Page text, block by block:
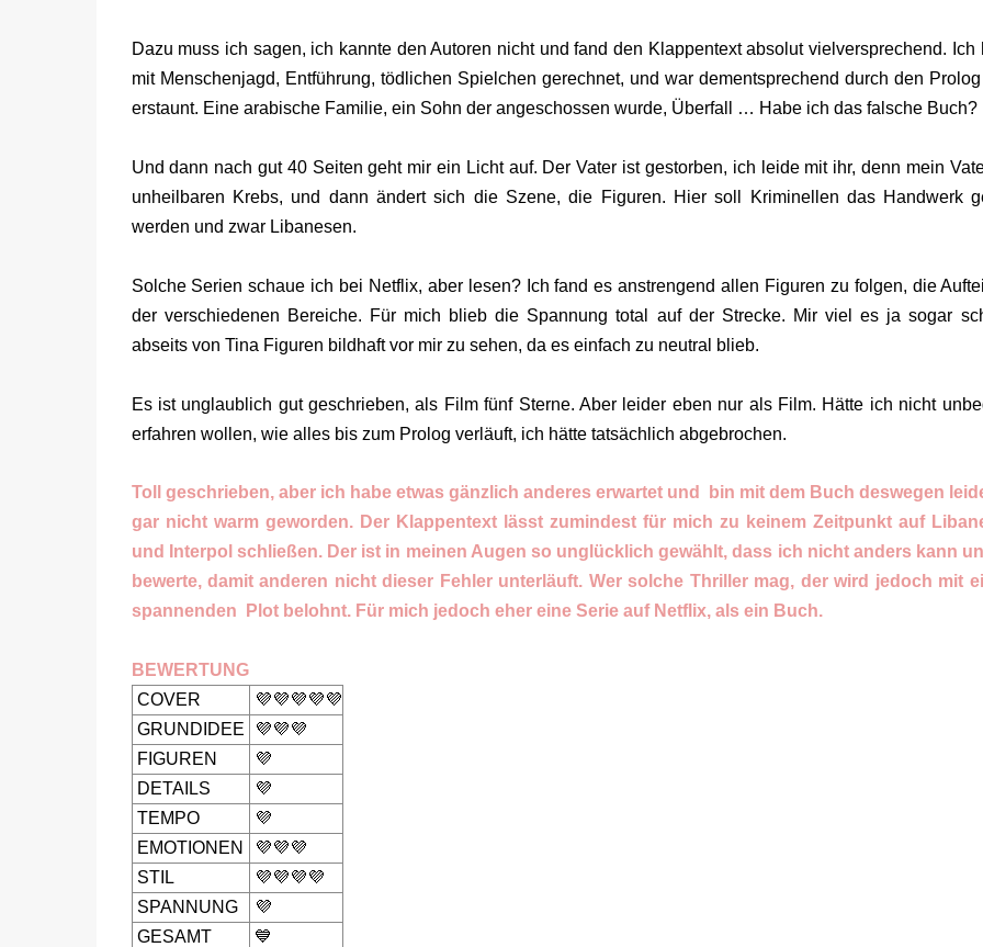
Dazu muss ich sagen, ich kannte den Autoren nicht und fand den Klappentext absolut vielversprechend. Ich
mit Menschenjagd, Entführung, tödlichen Spielchen gerechnet, und war dementsprechend durch den
erstaunt. Eine arabische Familie, ein Sohn der angeschossen wurde, Überfall … Habe ich das falsche Buch?
Und dann nach gut 40 Seiten geht mir ein Licht auf. Der Vater ist gestorben, ich leide mit ihr, denn mein
unheilbaren Krebs, und dann ändert sich die Szene, die Figuren. Hier soll Kriminellen das Handwerk
werden und zwar Libanesen.
Solche Serien schaue ich bei Netflix, aber lesen? Ich fand es anstrengend allen Figuren zu folgen, die
der verschiedenen Bereiche. Für mich blieb die Spannung total auf der Strecke. Mir viel es ja sogar
abseits von Tina Figuren bildhaft vor mir zu sehen, da es einfach zu neutral blieb.
Es ist unglaublich gut geschrieben, als Film fünf Sterne. Aber leider eben nur als Film. Hätte ich nicht
erfahren wollen, wie alles bis zum Prolog verläuft, ich hätte tatsächlich abgebrochen.
Toll geschrieben, aber ich habe etwas gänzlich anderes erwartet und bin mit dem Buch deswegen
gar nicht warm geworden. Der Klappentext lässt zumindest für mich zu keinem Zeitpunkt auf
und Interpol schließen. Der ist in meinen Augen so unglücklich gewählt, dass ich nicht anders kann
bewerte, damit anderen nicht dieser Fehler unterläuft. Wer solche Thriller mag, der wird jedoch mit
spannenden Plot belohnt. Für mich jedoch eher eine Serie auf Netflix, als ein Buch.
BEWERTUNG
COVER
💜💜💜💜💜
GRUNDIDEE
💜💜💜
FIGUREN
💜
DETAILS
💜
TEMPO
💜
EMOTIONEN
💜💜💜
STIL
💜💜💜💜
SPANNUNG
💜
GESAMT
💙